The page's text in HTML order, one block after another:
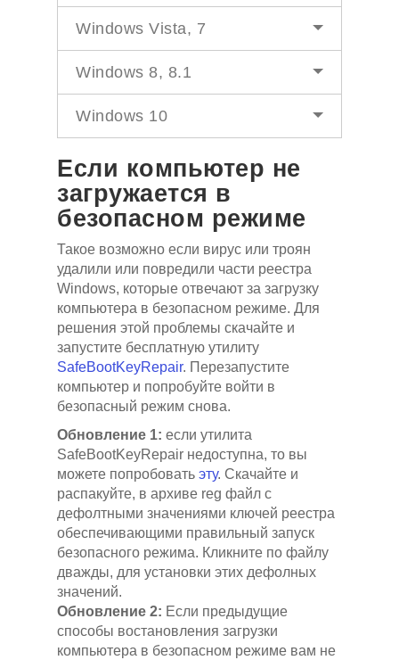
Windows Vista, 7
Windows 8, 8.1
Windows 10
Если компьютер не
загружается в
безопасном режиме
Такое возможно если вирус или троян
удалили или повредили части реестра
Windows, которые отвечают за загрузку
компьютера в безопасном режиме. Для
решения этой проблемы скачайте и
запустите бесплатную утилиту
SafeBootKeyRepair. Перезапустите
компьютер и попробуйте войти в
безопасный режим снова.
Обновление 1: если утилита
SafeBootKeyRepair недоступна, то вы
можете попробовать эту. Скачайте и
распакуйте, в архиве reg файл с
дефолтными значениями ключей реестра
обеспечивающими правильный запуск
безопасного режима. Кликните по файлу
дважды, для установки этих дефолных
значений.
Обновление 2: Если предыдущие
способы востановления загрузки
компьютера в безопасном режиме вам не